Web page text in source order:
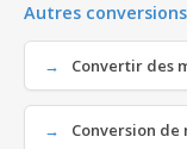
Autres
Convertir des
Conversion de